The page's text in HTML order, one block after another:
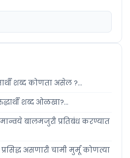
शब्द कोणता असेल ?...
शब्द ओळखा?...
बालमजुरी प्रतिबंध करण्यात
असणारी चामी मुर्मू कोणत्या